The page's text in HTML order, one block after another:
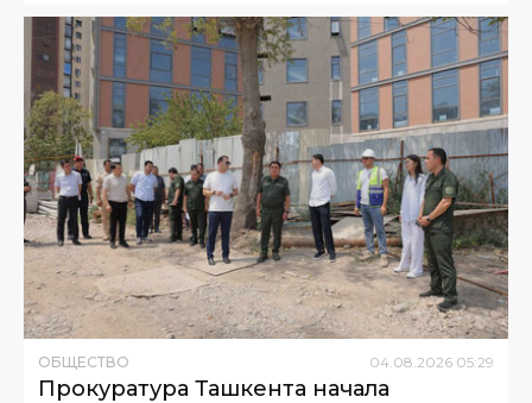
ОБЩЕСТВО 04 08 2026 05:29
Прокуратура Ташкента начала